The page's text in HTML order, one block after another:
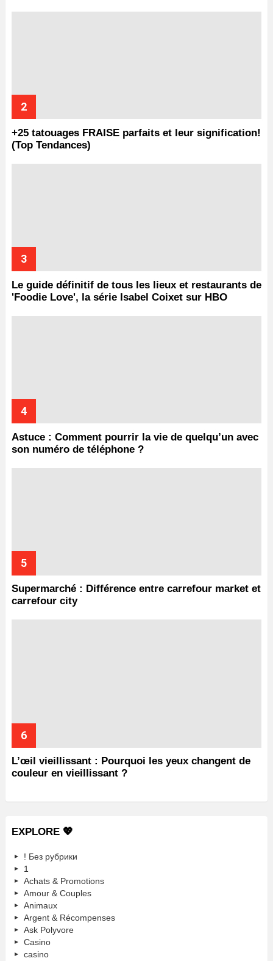
+25 tatouages ​​FRAISE parfaits et leur signification!
(Top Tendances)
Le guide définitif de tous les lieux et restaurants de
'Foodie Love', la série Isabel Coixet sur HBO
Astuce : Comment pourrir la vie de quelqu’un avec
son numéro de téléphone ?
Supermarché : Différence entre carrefour market et
carrefour city
L’œil vieillissant : Pourquoi les yeux changent de
couleur en vieillissant ?
EXPLORE 💖
! Без рубрики
1
Achats & Promotions
Amour & Couples
Animaux
Argent & Récompenses
Ask Polyvore
Casino
casino